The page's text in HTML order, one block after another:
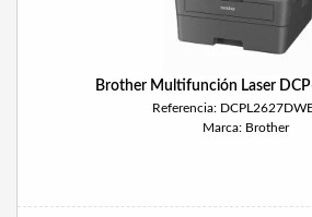
Brother Multifunción Laser
Referencia:
Marca: Brother